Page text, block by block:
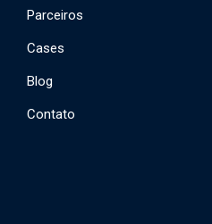
Parceiros
Cases
Blog
Contato